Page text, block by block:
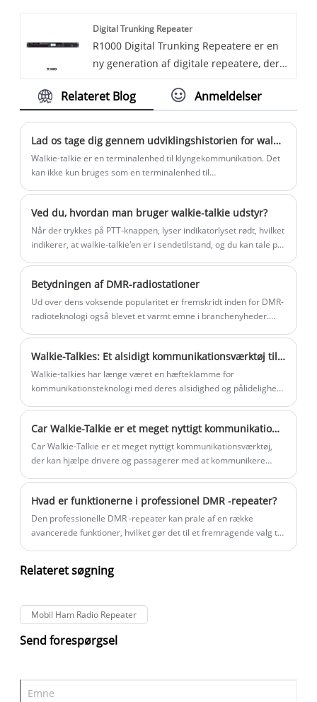
krævende miljøer. Uanset om du er i
marken, på en byggeplads eller
koordinerer med et team ved et
radioer den funktionalitet og
pålidelighed, du har brug for.
Platform giver problemfri integration af
digitale og bilteknologier for at opnå en
virkelig forbundet smart køreoplevelse.
række funktioner og kapaciteter, der
underholdning på vejen.
Digital Trunking Repeater
R1000 Digital Trunking Repeatere er en
ny generation af digitale repeatere, der
udseendedesign, strukturel optimering
slank formfaktor, bred dækning, lang
transmissionsrækkevidde, høj
pålidelighed og stærk skalerbarhed og
leverer kraftfuld
kommunikationsdækning, exceptionel
stabilitet og bundsolid pålidelighed for
brugere på tværs af forskellige
Relateret Blog Anmeldelser
Lad os tage dig gennem udviklingshistorien for walkie-talkie-udstyr.
Walkie-talkie er en terminalenhed til klyngekommunikation. Det
kan ikke kun bruges som en terminalenhed til
mobilkommunikation.
Ved du, hvordan man bruger walkie-talkie udstyr?
Når der trykkes på PTT-knappen, lyser indikatorlyset rødt, hvilket
indikerer, at walkie-talkie'en er i sendetilstand, og du kan tale på
Betydningen af ​​DMR-radiostationer
Ud over dens voksende popularitet er fremskridt inden for DMR-
radioteknologi også blevet et varmt emne i branchenyheder.
lydkvaliteten, forlænge batterilevetiden og udvide rækkevidden.
Disse fremskridt forbedrer ikke kun brugeroplevelsen, men gør
også DMR-radioer mere tilpasningsdygtige til det udviklende
Walkie-Talkies: Et alsidigt kommunikationsværktøj til hvert eventyr
Walkie-talkies har længe været en hæfteklamme for
kommunikationsteknologi med deres alsidighed og pålidelighed,
Car Walkie-Talkie er et meget nyttigt kommunikationsværktøj
Car Walkie-Talkie er et meget nyttigt kommunikationsværktøj,
der kan hjælpe drivere og passagerer med at kommunikere
installeres i bilen for at levere trådløse
kommunikationsfunktioner til køretøjet.
Hvad er funktionerne i professionel DMR -repeater?
Den professionelle DMR -repeater kan prale af en række
avancerede funktioner, hvilket gør det til et fremragende valg til
forbindelse på tværs af dens dækningsområde.
Relateret søgning
Mobil Ham Radio Repeater
Send forespørgsel